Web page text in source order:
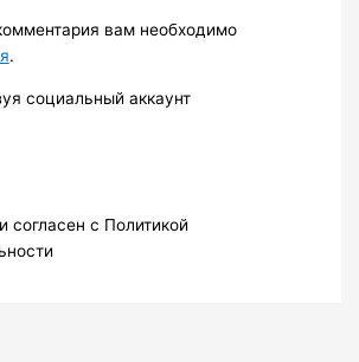
вам необходимо
.
социальный аккаунт
согласен с Политикой